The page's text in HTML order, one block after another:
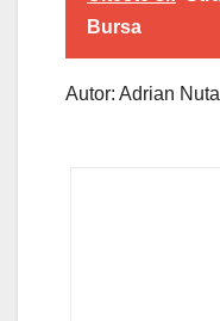
Bursa
Autor: Adrian Nuta